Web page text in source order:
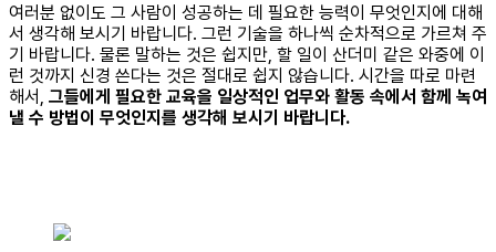
여러분 없이도 그 사람이 성공하는 데 필요한 능력이 무엇인지에 대해
서 생각해 보시기 바랍니다. 그런 기술을 하나씩 순차적으로 가르쳐 주
기 바랍니다. 물론 말하는 것은 쉽지만, 할 일이 산더미 같은 와중에 이
런 것까지 신경 쓴다는 것은 절대로 쉽지 않습니다. 시간을 따로 마련
해서, 그들에게 필요한 교육을 일상적인 업무와 활동 속에서 함께 녹여
낼 수 방법이 무엇인지를 생각해 보시기 바랍니다.